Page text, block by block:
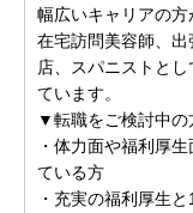
幅広いキャリアの方
在宅訪問美容師、
店、スパニストと
ています。
▼転職をご検討中の
・体力面や福利厚
ている方
・充実の福利厚生